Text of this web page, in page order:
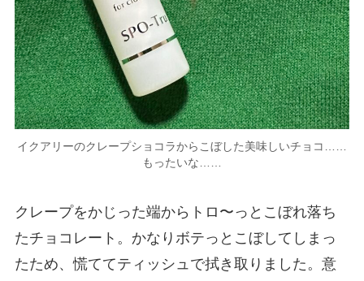
イクアリーのクレープショコラからこぼした美味しいチョコ……
もったいな……
クレープをかじった端からトロ〜っとこぼれ落ち
たチョコレート。かなりボテっとこぼしてしまっ
たため、慌ててティッシュで拭き取りました。意